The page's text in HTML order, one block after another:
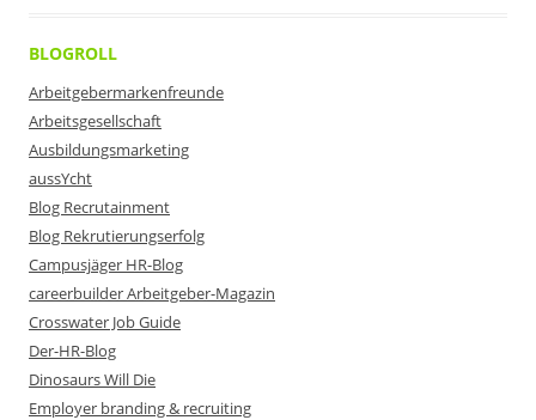
BLOGROLL
Arbeitgebermarkenfreunde
Arbeitsgesellschaft
Ausbildungsmarketing
aussYcht
Blog Recrutainment
Blog Rekrutierungserfolg
Campusjäger HR-Blog
careerbuilder Arbeitgeber-Magazin
Crosswater Job Guide
Der-HR-Blog
Dinosaurs Will Die
Employer branding & recruiting